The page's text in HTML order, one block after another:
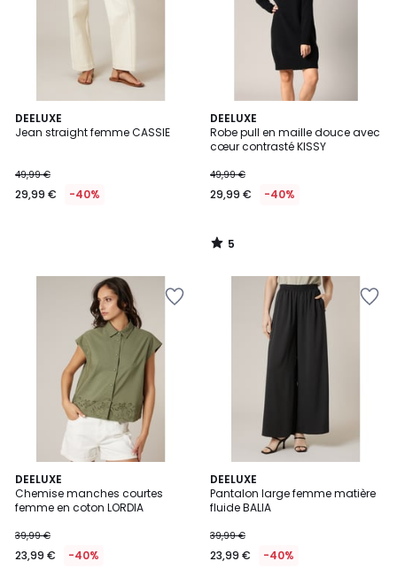
DEELUXE
Jean straight femme CASSIE
49,99 €
29,99 € -40%
DEELUXE
Robe pull en maille douce avec
cœur contrasté KISSY
49,99 €
29,99 € -40%
5
/
5
5
/
DEELUXE
Chemise manches courtes
femme en coton LORDIA
39,99 €
23,99 € -40%
DEELUXE
Pantalon large femme matière
fluide BALIA
39,99 €
23,99 € -40%
2
Couleurs